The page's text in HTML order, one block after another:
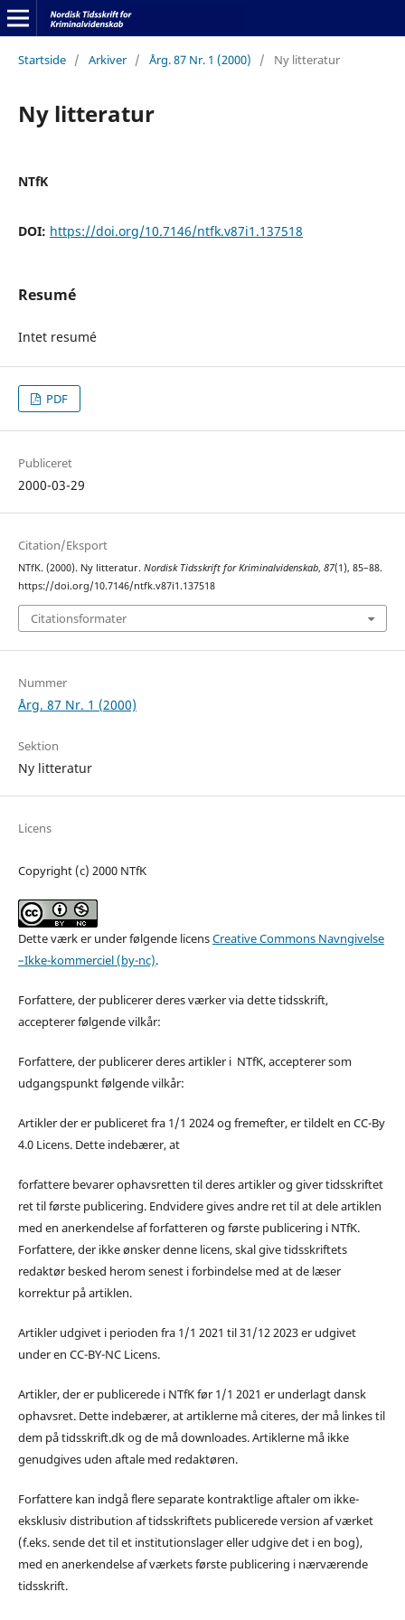
Startside / Arkiver / Årg. 87 Nr. 1 (2000) / Ny litteratur
Ny litteratur
NTfK
DOI: https://doi.org/10.7146/ntfk.v87i1.137518
Resumé
Intet resumé
PDF
Publiceret
2000-03-29
Citation/Eksport
NTfK. (2000). Ny litteratur. Nordisk Tidsskrift for Kriminalvidenskab, 87(1), 85–88.
https://doi.org/10.7146/ntfk.v87i1.137518
Citationsformater
Nummer
Årg. 87 Nr. 1 (2000)
Sektion
Ny litteratur
Licens
Copyright (c) 2000 NTfK
Dette værk er under følgende licensCreative Commons Navngivelse
–Ikke-kommerciel (by-nc).
Forfattere, der publicerer deres værker via dette tidsskrift,
accepterer følgende vilkår:
Forfattere, der publicerer deres artikler i NTfK, accepterer som
udgangspunkt følgende vilkår:
Artikler der er publiceret fra 1/1 2024 og fremefter, er tildelt en CC-By
4.0 Licens. Dette indebærer, at
forfattere bevarer ophavsretten til deres artikler og giver tidsskriftet
ret til første publicering. Endvidere gives andre ret til at dele artiklen
med en anerkendelse af forfatteren og første publicering i NTfK.
Forfattere, der ikke ønsker denne licens, skal give tidsskriftets
redaktør besked herom senest i forbindelse med at de læser
korrektur på artiklen.
Artikler udgivet i perioden fra 1/1 2021 til 31/12 2023 er udgivet
under en CC-BY-NC Licens.
Artikler, der er publicerede i NTfK før 1/1 2021 er underlagt dansk
ophavsret. Dette indebærer, at artiklerne må citeres, der må linkes til
dem på tidsskrift.dk og de må downloades. Artiklerne må ikke
genudgives uden aftale med redaktøren.
Forfattere kan indgå flere separate kontraktlige aftaler om ikke-
eksklusiv distribution af tidsskriftets publicerede version af værket
(f.eks. sende det til et institutionslager eller udgive det i en bog),
med en anerkendelse af værkets første publicering i nærværende
tidsskrift.